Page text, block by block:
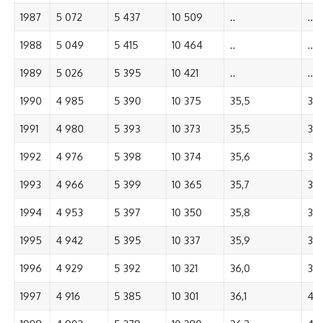
1987 5 072 5 437 10 509 .. ..
1988 5 049 5 415 10 464 .. ..
1989 5 026 5 395 10 421 .. ..
1990 4 985 5 390 10 375 35,5
1991 4 980 5 393 10 373 35,5
1992 4 976 5 398 10 374 35,6
1993 4 966 5 399 10 365 35,7
1994 4 953 5 397 10 350 35,8
1995 4 942 5 395 10 337 35,9
1996 4 929 5 392 10 321 36,0
1997 4 916 5 385 10 301 36,1